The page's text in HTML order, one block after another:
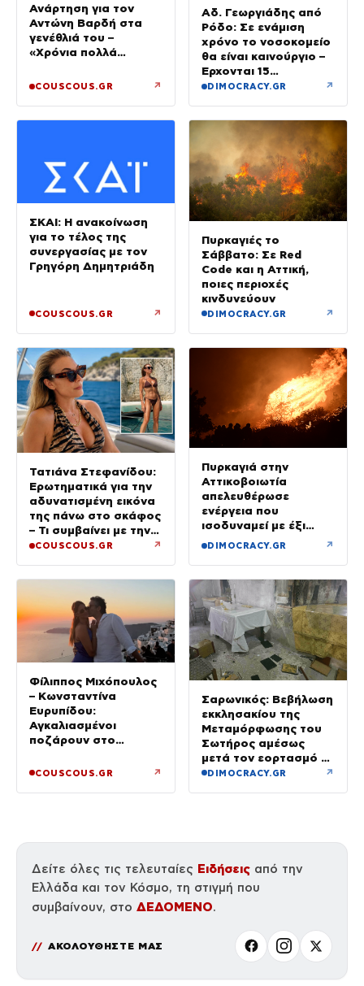
Ανάρτηση για τον
Αντώνη Βαρδή στα
γενέθλιά του –
«Χρόνια πολλά
COUSCOUS.GR ↗
Αδ. Γεωργιάδης από
Ρόδο: Σε ενάμιση
χρόνο το νοσοκομείο
θα είναι καινούργιο –
Έρχονται 15
νοσηλευτές και
DIMOCRACY.GR ↗
ΣΚΑΙ: Η ανακοίνωση
για το τέλος της
συνεργασίας με τον
Γρηγόρη Δημητριάδη
COUSCOUS.GR ↗
Πυρκαγιές το
Σάββατο: Σε Red
Code και η Αττική,
ποιες περιοχές
κινδυνεύουν
DIMOCRACY.GR ↗
Τατιάνα Στεφανίδου:
Ερωτηματικά για την
αδυνατισμένη εικόνα
της πάνω στο σκάφος
– Τι συμβαίνει με την
υγεία της;
COUSCOUS.GR ↗
Πυρκαγιά στην
Αττικοβοιωτία
απελευθέρωσε
ενέργεια που
ισοδυναμεί με έξι
βόμβες Χιροσίμα
DIMOCRACY.GR ↗
Φίλιππος Μιχόπουλος
– Κωνσταντίνα
Ευρυπίδου:
Αγκαλιασμένοι
ποζάρουν στο
Σαντορίνης
COUSCOUS.GR ↗
Σαρωνικός: Βεβήλωση
εκκλησακίου της
Μεταμόρφωσης του
Σωτήρος αμέσως
μετά τον εορτασμό –
Έσπασαν εικόνες στην
DIMOCRACY.GR ↗
Δείτε όλες τις τελευταίες Ειδήσεις από την
Ελλάδα και τον Κόσμο, τη στιγμή που
συμβαίνουν, στο ΔΕΔΟΜΕΝΟ.
ΑΚΟΛΟΥΘΗΣΤΕ ΜΑΣ